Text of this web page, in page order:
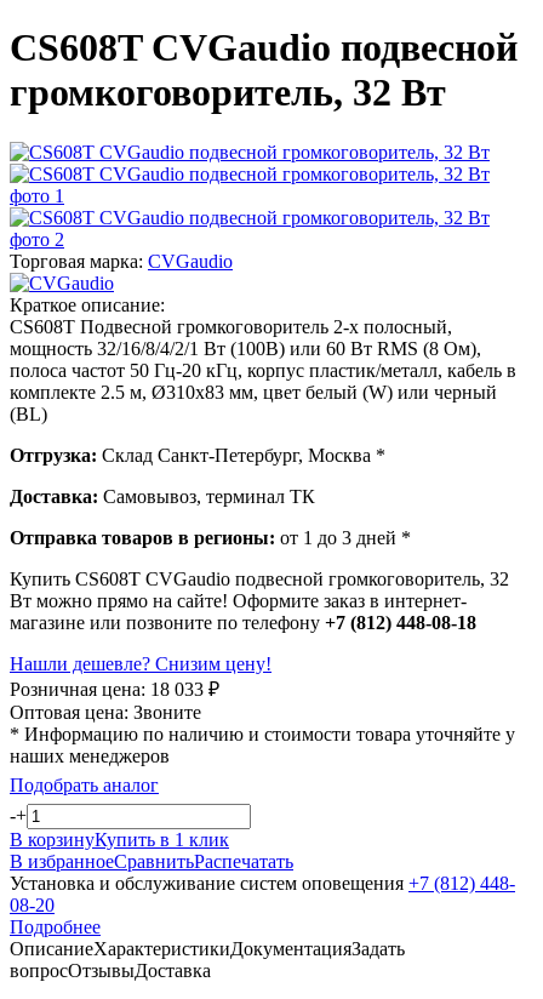
CS608T CVGaudio подвесной
громкоговоритель, 32 Вт
Торговая марка: CVGaudio
Краткое описание:
CS608T Подвесной громкоговоритель 2-х полосный,
мощность 32/16/8/4/2/1 Вт (100В) или 60 Вт RMS (8 Ом),
полоса частот 50 Гц-20 кГц, корпус пластик/металл, кабель в
комплекте 2.5 м, Ø310х83 мм, цвет белый (W) или черный
(BL)
Отгрузка: Склад Санкт-Петербург, Москва *
Доставка: Самовывоз, терминал ТК
Отправка товаров в регионы: от 1 до 3 дней *
Купить CS608T CVGaudio подвесной громкоговоритель, 32
Вт можно прямо на сайте! Оформите заказ в интернет-
магазине или позвоните по телефону +7 (812) 448-08-18
Нашли дешевле? Снизим цену!
Розничная цена: 18 033 ₽
Оптовая цена: Звоните
* Информацию по наличию и стоимости товара уточняйте у
наших менеджеров
Подобрать аналог
-+
В корзинуКупить в 1 клик
В избранноеСравнитьРаспечатать
Установка и обслуживание систем оповещения +7 (812) 448-
08-20
Подробнее
ОписаниеХарактеристикиДокументацияЗадать
вопросОтзывыДоставка